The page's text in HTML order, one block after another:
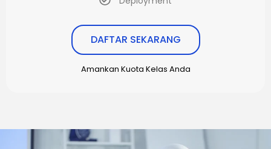
DAFTAR SEKARANG
Amankan Kuota Kelas Anda